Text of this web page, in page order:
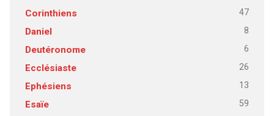
Corinthiens
47
Daniel 8
Deutéronome 6
Ecclésiaste 26
Ephésiens 13
Esaïe 59